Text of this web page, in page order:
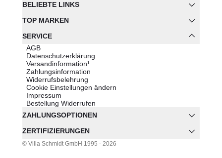
BELIEBTE LINKS
TOP MARKEN
SERVICE
AGB
Datenschutzerklärung
Versandinformation¹
Zahlungsinformation
Widerrufsbelehrung
Cookie Einstellungen ändern
Impressum
Bestellung Widerrufen
ZAHLUNGSOPTIONEN
ZERTIFIZIERUNGEN
© Villa Schmidt GmbH 1995 - 2026